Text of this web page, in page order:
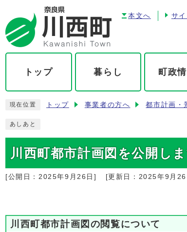
本文へ サ
トップ 暮らし 町政
現在位置 トップ 事業者の方へ 都市計画・
あしあと
川西町都市計画図を公開し
[公開日： 2025年9月26日 ] [更新日： 2025年9月26
川西町都市計画図の閲覧について